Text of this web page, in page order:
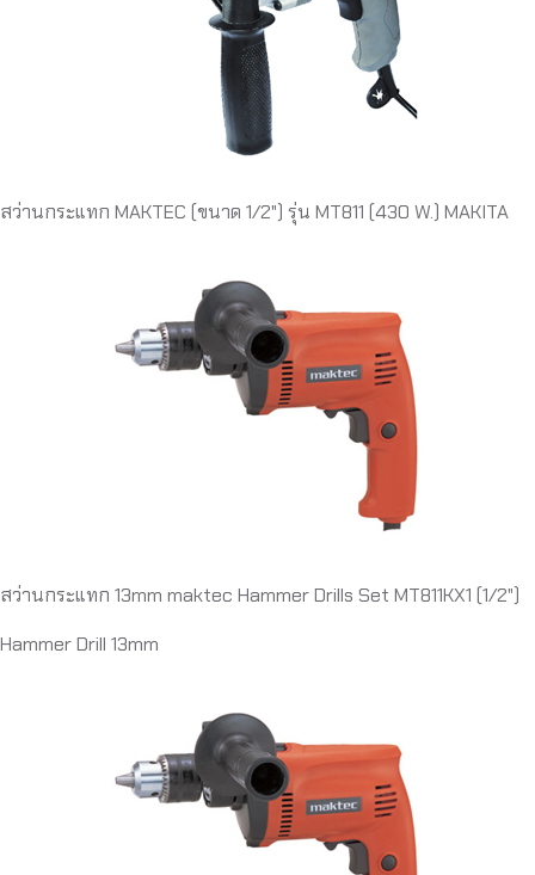
สว่านกระแทก MAKTEC (ขนาด 1/2") รุ่น MT811 (430 W.) MAKITA
สว่านกระแทก 13mm maktec Hammer Drills Set MT811KX1 (1/2")
Hammer Drill 13mm